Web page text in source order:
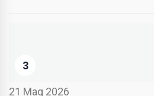
3
21 Mag 2026